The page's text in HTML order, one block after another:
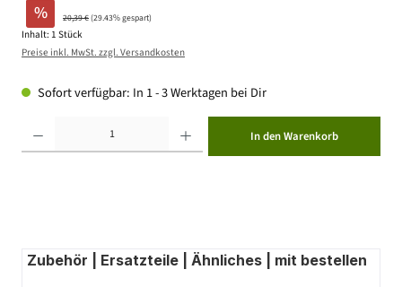
% 20,39 €(29.43% gespart)
Inhalt: 1 Stück
Preise inkl. MwSt. zzgl. Versandkosten
Sofort verfügbar: In 1 - 3 Werktagen bei Dir
In den Warenkorb
Zubehör | Ersatzteile | Ähnliches | mit bestellen